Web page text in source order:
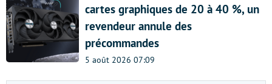
cartes graphiques de 20 à 40 %, un
revendeur annule des
précommandes
5 août 2026 07:09